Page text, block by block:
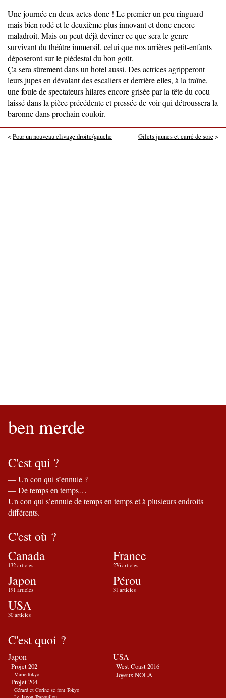
Une journée en deux actes donc ! Le premier un peu ringuard
mais bien rodé et le deuxième plus innovant et donc encore
maladroit. Mais on peut déjà deviner ce que sera le genre
survivant du théâtre immersif, celui que nos arrières petit-enfants
déposeront sur le piédestal du bon goût.
Ça sera sûrement dans un hotel aussi. Des actrices agripperont
leurs jupes en dévalant des escaliers et derrière elles, à la traîne,
une foule de spectateurs hilares encore grisée par la tête du cocu
laissé dans la pièce précédente et pressée de voir qui détroussera la
baronne dans prochain couloir.
<Pour un nouveau clivage droite/gauche Gilets jaunes et carré de soie >
ben merde
C'est qui ?
— Un con qui s’ennuie ?
— De temps en temps…
Un con qui s’ennuie de temps en temps et à plusieurs endroits
différents.
C'est où ?
Canada
132 articles
France
276 articles
Japon
191 articles
Pérou
31 articles
USA
30 articles
C'est quoi ?
Japon
Projet 202
MarieTokyo
Projet 204
Gérard et Corine se font Tokyo
USA
West Coast 2016
Joyeux NOLA